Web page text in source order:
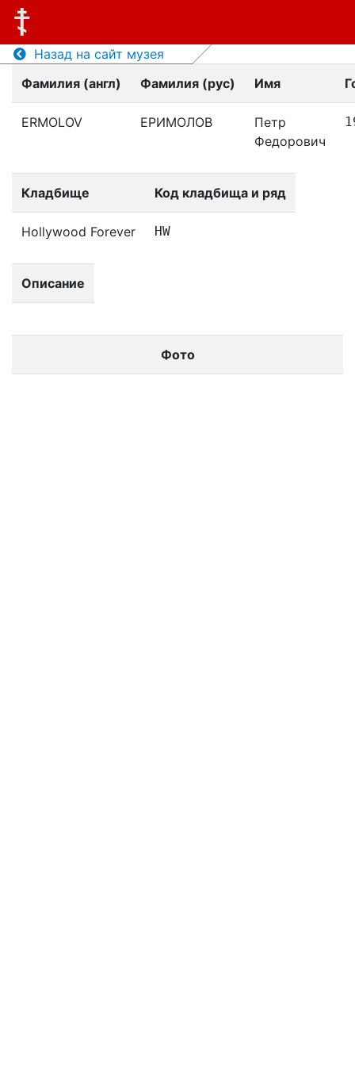
Назад на сайт музея
Фамилия (англ)
Фамилия (рус) Имя
ERMOLOV ЕРИМОЛОВ
Петр
Федорович
Кладбище Код кладбища и ряд
Hollywood Forever HW
Описание
Фото